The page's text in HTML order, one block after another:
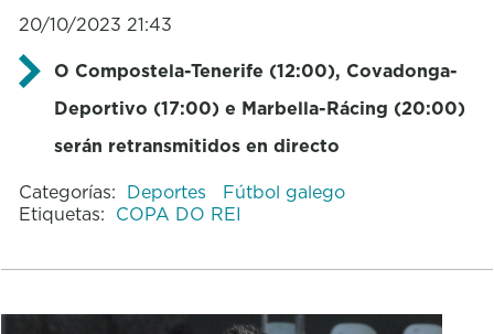
20/10/2023 21:43
O Compostela-Tenerife (12:00), Covadonga-
Deportivo (17:00) e Marbella-Rácing (20:00)
serán retransmitidos en directo
Categorías: Deportes
Fútbol galego
Etiquetas: COPA DO REI